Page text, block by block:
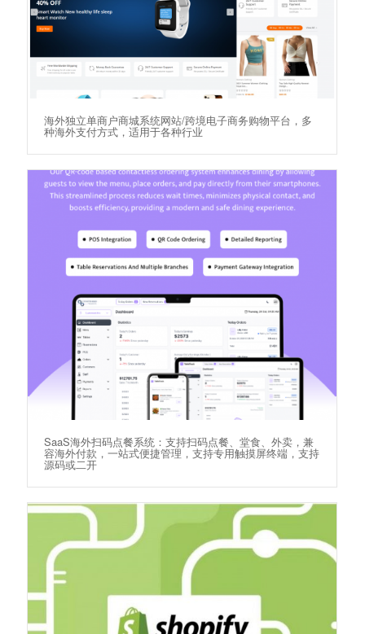
海外独立单商户商城系统网站/跨境电子商务购物平台，多
种海外支付方式，适用于各种行业
SaaS海外扫码点餐系统：支持扫码点餐、堂食、外卖，兼
容海外付款，一站式便捷管理，支持专用触摸屏终端，支持
源码或二开